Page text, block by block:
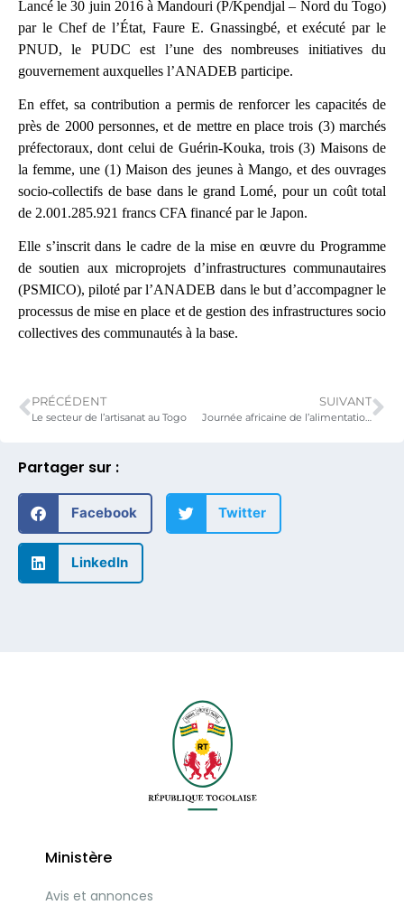
Partager sur :
Facebook Twitter
LinkedIn
Lancé le 30 juin 2016 à Mandouri (P/Kpendjal – Nord du Togo)
par le Chef de l’État, Faure E. Gnassingbé, et exécuté par le
PNUD, le PUDC est l’une des nombreuses initiatives du
gouvernement auxquelles l’ANADEB participe.
En effet, sa contribution a permis de renforcer les capacités de
près de 2000 personnes, et de mettre en place trois (3) marchés
préfectoraux, dont celui de Guérin-Kouka, trois (3) Maisons de
la femme, une (1) Maison des jeunes à Mango, et des ouvrages
socio-collectifs de base dans le grand Lomé, pour un coût total
de 2.001.285.921 francs CFA financé par le Japon.
Elle s’inscrit dans le cadre de la mise en œuvre du Programme
de soutien aux microprojets d’infrastructures communautaires
(PSMICO), piloté par l’ANADEB dans le but d’accompagner le
processus de mise en place et de gestion des infrastructures socio
collectives des communautés à la base.
PRÉCÉDENT
Le secteur de l’artisanat au Togo
SUIVANT
Journée africaine de l’alimentation scolaire célébrée à Gboto Klohomé
Ministère
Avis et annonces